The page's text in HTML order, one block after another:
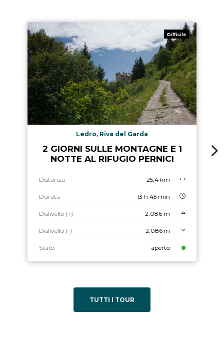
Difficile
Ledro, Riva del Garda
2 GIORNI SULLE MONTAGNE E 1
NOTTE AL RIFUGIO PERNICI
Distanza 25,4 km
Durata 13 h 45 min
Dislivello (+) 2.086 m
Dislivello (-) 2.086 m
Stato aperto
TUTTI I TOUR